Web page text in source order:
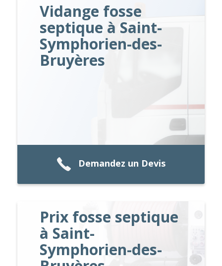
Vidange fosse
septique à Saint-
Symphorien-des-
Bruyères
Demandez un Devis
Prix fosse septique
à Saint-
Symphorien-des-